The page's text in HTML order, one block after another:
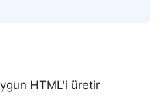
HTML'i üretir